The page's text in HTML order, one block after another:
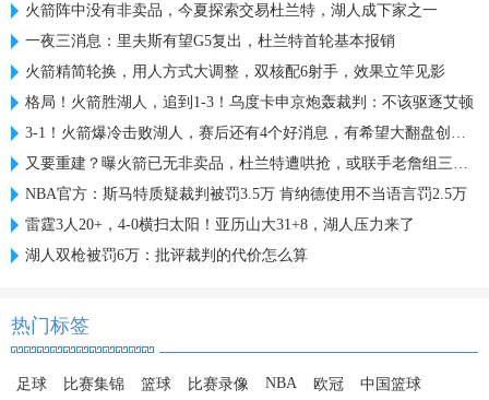
火箭阵中没有非卖品，今夏探索交易杜兰特，湖人成下家之一
一夜三消息：里夫斯有望G5复出，杜兰特首轮基本报销
火箭精简轮换，用人方式大调整，双核配6射手，效果立竿见影
格局！火箭胜湖人，追到1-3！乌度卡申京炮轰裁判：不该驱逐艾顿
3-1！火箭爆冷击败湖人，赛后还有4个好消息，有希望大翻盘创历史
又要重建？曝火箭已无非卖品，杜兰特遭哄抢，或联手老詹组三巨头
NBA官方：斯马特质疑裁判被罚3.5万 肯纳德使用不当语言罚2.5万
雷霆3人20+，4-0横扫太阳！亚历山大31+8，湖人压力来了
湖人双枪被罚6万：批评裁判的代价怎么算
热门标签
足球 比赛集锦 篮球 比赛录像 NBA 欧冠 中国篮球